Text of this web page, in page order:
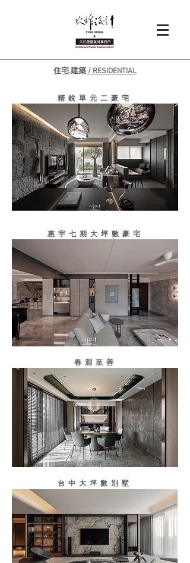
住宅.建築 / RESIDENTIAL
精銳單元二豪宅
惠宇七期大坪數豪宅
春淵至善
台中大坪數別墅